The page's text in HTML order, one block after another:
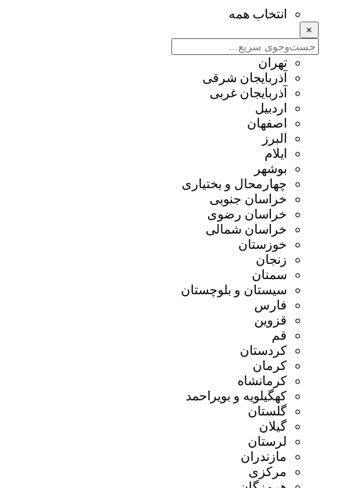
انتخاب همه
×
تهران
آذربایجان شرقی
آذربایجان غربی
اردبیل
اصفهان
البرز
ایلام
بوشهر
چهارمحال و بختیاری
خراسان جنوبی
خراسان رضوی
خراسان شمالی
خوزستان
زنجان
سمنان
سیستان و بلوچستان
فارس
قزوین
قم
کردستان
کرمان
کرمانشاه
کهگیلویه و بویراحمد
گلستان
گیلان
لرستان
مازندران
مرکزی